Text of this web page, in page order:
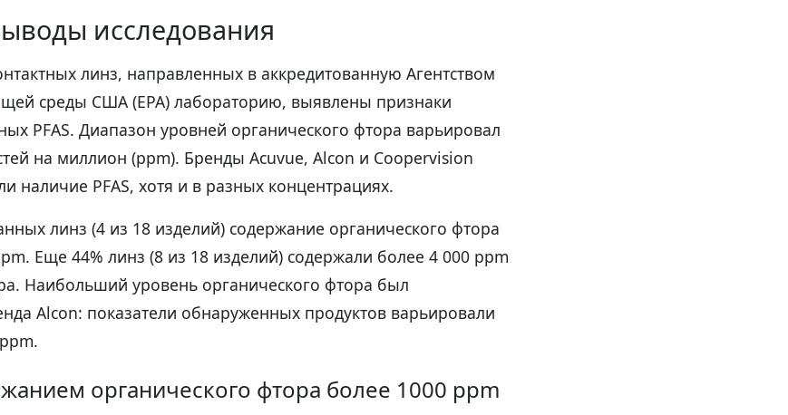
исследования
линз, направленных в аккредитованную Агентством
среды США (EPA) лабораторию, выявлены признаки
PFAS. Диапазон уровней органического фтора варьировал
на миллион (ppm). Бренды Acuvue, Alcon и Coopervision
наличие PFAS, хотя и в разных концентрациях.
линз (4 из 18 изделий) содержание органического фтора
Еще 44% линз (8 из 18 изделий) содержали более 4 000 ppm
Наибольший уровень органического фтора был
Alcon: показатели обнаруженных продуктов варьировали
органического фтора более 1000 ppm